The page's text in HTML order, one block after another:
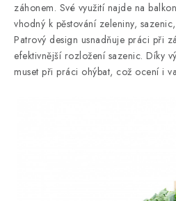
záhonem. Své využití najde na
vhodný k pěstování zeleniny,
Patrový design usnadňuje práci při
efektivnější rozložení sazenic. Díky
muset při práci ohýbat, což ocení i